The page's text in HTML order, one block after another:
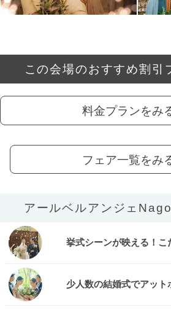
この会場のおすすめ割引
料金プランをみ
フェア一覧をみ
アールベルアンジェ
挙式シーンが映える！こ
少人数の結婚式でアット